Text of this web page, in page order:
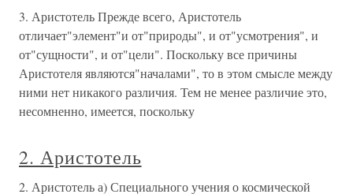
3. Аристотель Прежде всего, Аристотель
отличает"элемент"и от"природы", и от"усмотрения", и
от"сущности", и от"цели". Поскольку все причины
Аристотеля являются"началами", то в этом смысле между
ними нет никакого различия. Тем не менее различие это,
несомненно, имеется, поскольку
2. Аристотель
2. Аристотель а) Специального учения о космической